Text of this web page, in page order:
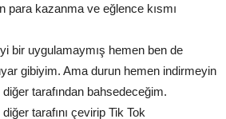
para kazanma ve eğlence kısmı
bir uygulamaymış hemen ben de
gibiyim. Ama durun hemen indirmeyin
tarafından bahsedeceğim.
tarafını çevirip Tik Tok